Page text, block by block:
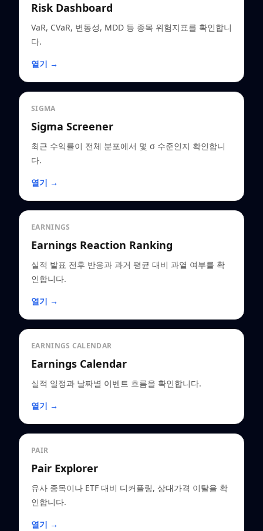
Risk Dashboard
VaR, CVaR, 변동성, MDD 등 종목 위험지표를 확인합니
다.
열기 →
SIGMA
Sigma Screener
최근 수익률이 전체 분포에서 몇 σ 수준인지 확인합니
다.
열기 →
EARNINGS
Earnings Reaction Ranking
실적 발표 전후 반응과 과거 평균 대비 과열 여부를 확
인합니다.
열기 →
EARNINGS CALENDAR
Earnings Calendar
실적 일정과 날짜별 이벤트 흐름을 확인합니다.
열기 →
PAIR
Pair Explorer
유사 종목이나 ETF 대비 디커플링, 상대가격 이탈을 확
인합니다.
열기 →